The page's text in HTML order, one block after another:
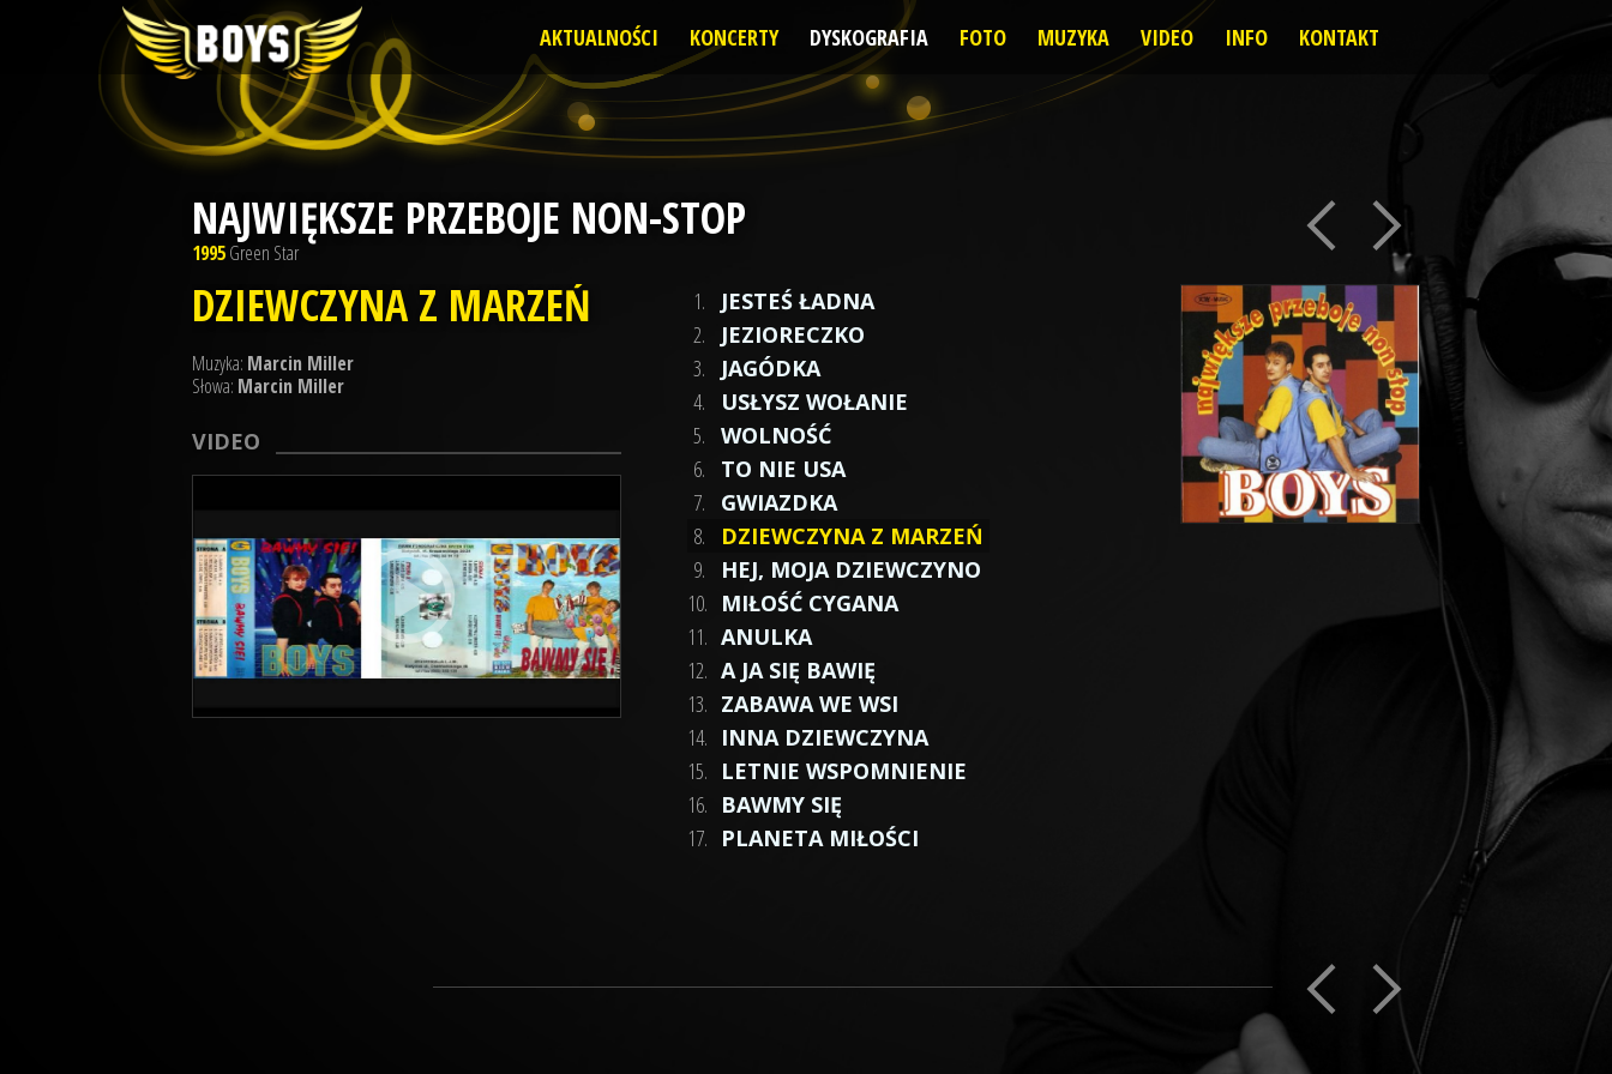
AKTUALNOŚCI KONCERTY DYSKOGRAFIA FOTO MUZYKA VIDEO INFO KONTAKT
NAJWIĘKSZE PRZEBOJE NON-STOP
1995Green Star
DZIEWCZYNA Z MARZEŃ
Muzyka: Marcin Miller
Słowa: Marcin Miller
VIDEO
1.
JESTEŚ ŁADNA
2.
JEZIORECZKO
3.
JAGÓDKA
4.
USŁYSZ WOŁANIE
5.
WOLNOŚĆ
6.
TO NIE USA
7.
GWIAZDKA
8.
DZIEWCZYNA Z MARZEŃ
9.
HEJ, MOJA DZIEWCZYNO
10. MIŁOŚĆ CYGANA
11. ANULKA
12. A JA SIĘ BAWIĘ
13. ZABAWA WE WSI
14. INNA DZIEWCZYNA
15. LETNIE WSPOMNIENIE
16. BAWMY SIĘ
17. PLANETA MIŁOŚCI